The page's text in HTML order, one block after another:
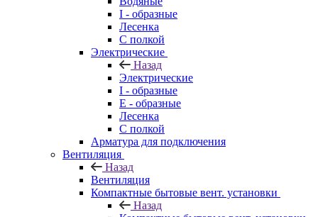
I - образные
Лесенка
С полкой
Электрические
Назад
Электрические
I - образные
E - образные
Лесенка
С полкой
Арматура для подключения
Вентиляция
Назад
Вентиляция
Компактные бытовые вент. установки
Назад